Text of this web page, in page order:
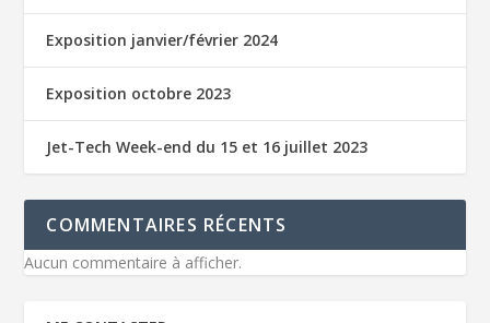
Exposition janvier/février 2024
Exposition octobre 2023
Jet-Tech Week-end du 15 et 16 juillet 2023
COMMENTAIRES RÉCENTS
Aucun commentaire à afficher.